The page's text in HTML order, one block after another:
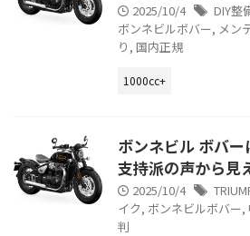
2025/10/4 DIY整
ボンネビルボバー, メン
り , 国内正規
1000cc+
ボンネビル ボバ
支持派の声から見
2025/10/4
イク, ボンネビルボバー,
判